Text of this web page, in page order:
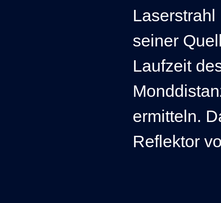
seiner
Laufzeit
ermitteln.
Reflektor